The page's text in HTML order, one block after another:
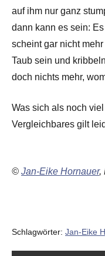
auf ihm nur ganz
dann kann es sein:
scheint gar nicht
Taub sein und
doch nichts mehr,
Was sich als noch
Vergleichbares gilt
© Jan-Eike Hornauer,
Schlagwörter: Jan-Eike